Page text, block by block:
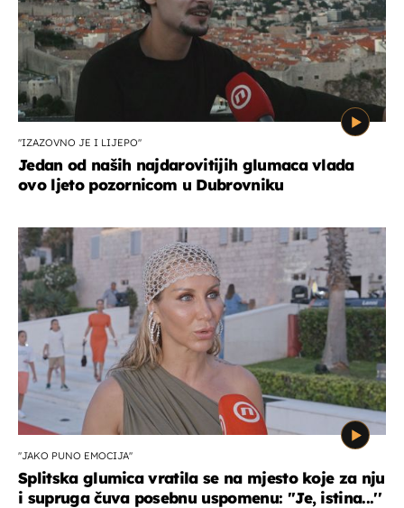
''IZAZOVNO JE I LIJEPO''
Jedan od naših najdarovitijih glumaca vlada
ovo ljeto pozornicom u Dubrovniku
''JAKO PUNO EMOCIJA''
Splitska glumica vratila se na mjesto koje za nju
i supruga čuva posebnu uspomenu: ''Je, istina...''